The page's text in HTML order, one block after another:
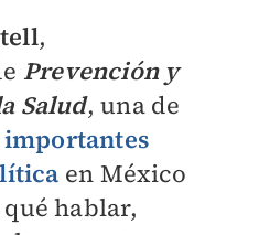
,
Prevención y
Salud, una de
en México
hablar,